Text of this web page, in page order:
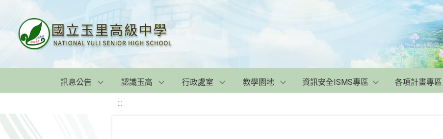
訊息公告 認識玉高 行政處室 教學園地 資訊安全ISMS專區 各項計畫專區
:::